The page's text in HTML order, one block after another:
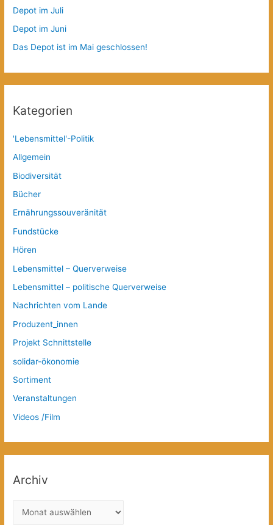
Depot im Juli
Depot im Juni
Das Depot ist im Mai geschlossen!
Kategorien
'Lebensmittel'-Politik
Allgemein
Biodiversität
Bücher
Ernährungssouveränität
Fundstücke
Hören
Lebensmittel – Querverweise
Lebensmittel – politische Querverweise
Nachrichten vom Lande
Produzent_innen
Projekt Schnittstelle
solidar-ökonomie
Sortiment
Veranstaltungen
Videos /Film
Archiv